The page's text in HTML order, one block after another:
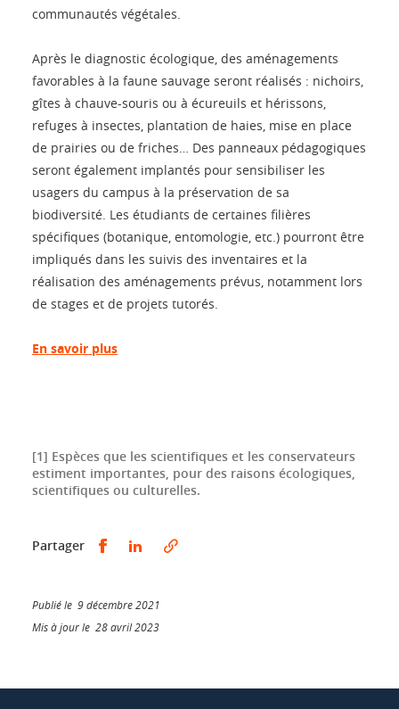
communautés végétales.
Après le diagnostic écologique, des aménagements
favorables à la faune sauvage seront réalisés : nichoirs,
gîtes à chauve-souris ou à écureuils et hérissons,
refuges à insectes, plantation de haies, mise en place
de prairies ou de friches… Des panneaux pédagogiques
seront également implantés pour sensibiliser les
usagers du campus à la préservation de sa
biodiversité. Les étudiants de certaines filières
spécifiques (botanique, entomologie, etc.) pourront être
impliqués dans les suivis des inventaires et la
réalisation des aménagements prévus, notamment lors
de stages et de projets tutorés.
En savoir plus
[1] Espèces que les scientifiques et les conservateurs
estiment importantes, pour des raisons écologiques,
scientifiques ou culturelles.
Partager Partager sur Facebook
Partager sur LinkedIn
Publié le 9 décembre 2021
Mis à jour le 28 avril 2023